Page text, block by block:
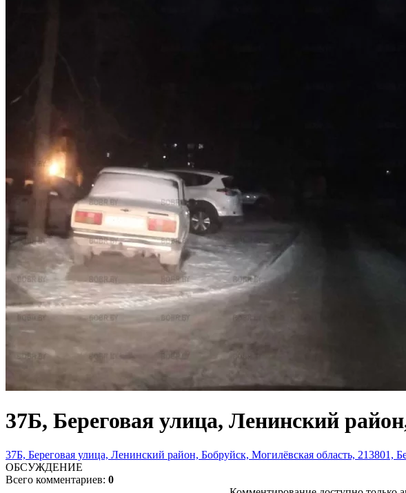
37Б, Береговая улица, Ленинский
37Б, Береговая улица, Ленинский район, Бобруйск, Могилёвская область, 213801,
ОБСУЖДЕНИЕ
Всего комментариев: 0